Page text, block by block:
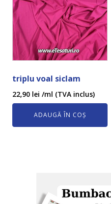
triplu voal siclam
22,90 lei /ml (TVA inclus)
ADAUGĂ ÎN COȘ